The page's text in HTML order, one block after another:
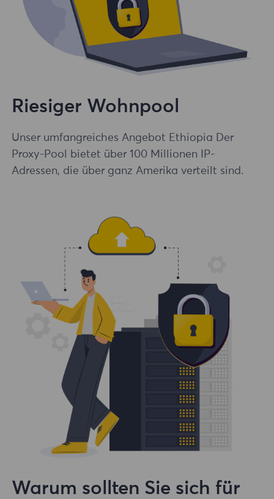
Riesiger Wohnpool
Unser umfangreiches Angebot Ethiopia Der
Proxy-Pool bietet über 100 Millionen IP-
Adressen, die über ganz Amerika verteilt sind.
Warum sollten Sie sich für